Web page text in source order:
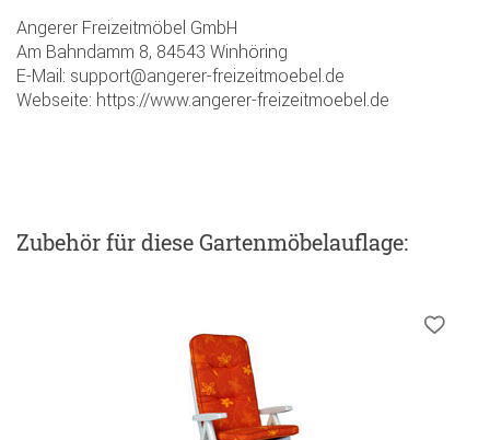
Angerer Freizeitmöbel GmbH
Am Bahndamm 8, 84543 Winhöring
E-Mail: support@angerer-freizeitmoebel.de
Webseite: https://www.angerer-freizeitmoebel.de
Zubehörfür diese Gartenmöbelauflage: